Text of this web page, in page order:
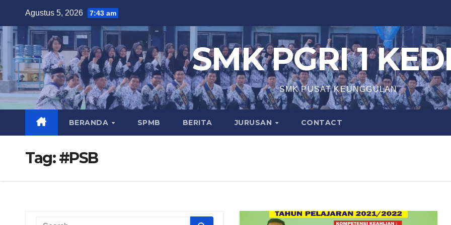
content
Agustus 5, 2026 7:43 am
SMK PGRI 1
SMK PUSAT KEUNGGULAN
BERANDA SPMB BERITA JURUSAN CONTACT
Tag:#PSB